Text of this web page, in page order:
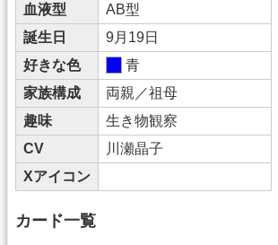
血液型
AB型
誕生日
9月19日
好きな色
青
家族構成
両親／祖母
趣味
生き物観察
CV
川瀬晶子
Xアイコン
カード一覧